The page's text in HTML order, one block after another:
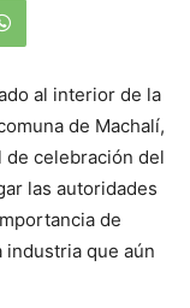
al interior de la
de Machalí,
de celebración del
las autoridades
de
que aún